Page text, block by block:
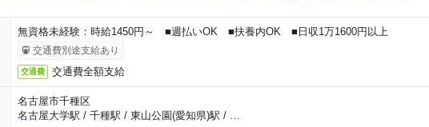
無資格未経験：時給1450円～ ■週払いOK ■扶養内OK ■日収1万1600円以上
交通費別途支給あり
交通費 交通費全額支給
名古屋市千種区
名古屋大学駅 / 千種駅 / 東山公園(愛知県)駅 /